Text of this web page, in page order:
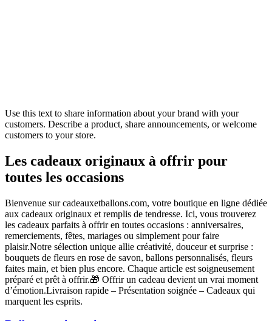
Use this text to share information about your brand with your
customers. Describe a product, share announcements, or welcome
customers to your store.
Les cadeaux originaux à offrir pour
toutes les occasions
Bienvenue sur cadeauxetballons.com, votre boutique en ligne dédiée
aux cadeaux originaux et remplis de tendresse. Ici, vous trouverez
les cadeaux parfaits à offrir en toutes occasions : anniversaires,
remerciements, fêtes, mariages ou simplement pour faire
plaisir.Notre sélection unique allie créativité, douceur et surprise :
bouquets de fleurs en rose de savon, ballons personnalisés, fleurs
faites main, et bien plus encore. Chaque article est soigneusement
préparé et prêt à offrir.🎁 Offrir un cadeau devient un vrai moment
d’émotion.Livraison rapide – Présentation soignée – Cadeaux qui
marquent les esprits.